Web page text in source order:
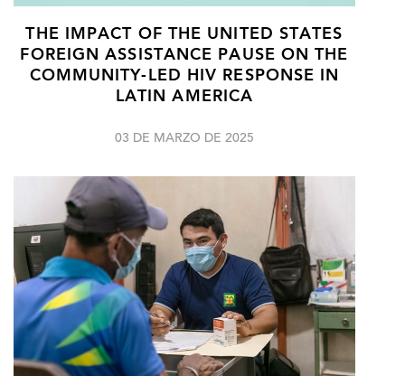
THE IMPACT OF THE UNITED STATES
FOREIGN ASSISTANCE PAUSE ON THE
COMMUNITY-LED HIV RESPONSE IN
LATIN AMERICA
03 DE MARZO DE 2025